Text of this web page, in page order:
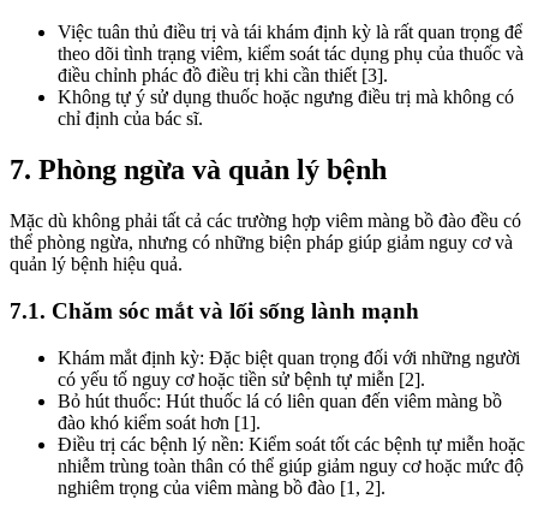
Việc tuân thủ điều trị và tái khám định kỳ là rất quan trọng để
theo dõi tình trạng viêm, kiểm soát tác dụng phụ của thuốc và
điều chỉnh phác đồ điều trị khi cần thiết [3].
Không tự ý sử dụng thuốc hoặc ngưng điều trị mà không có
chỉ định của bác sĩ.
7. Phòng ngừa và quản lý bệnh
Mặc dù không phải tất cả các trường hợp viêm màng bồ đào đều có
thể phòng ngừa, nhưng có những biện pháp giúp giảm nguy cơ và
quản lý bệnh hiệu quả.
7.1. Chăm sóc mắt và lối sống lành mạnh
Khám mắt định kỳ: Đặc biệt quan trọng đối với những người
có yếu tố nguy cơ hoặc tiền sử bệnh tự miễn [2].
Bỏ hút thuốc: Hút thuốc lá có liên quan đến viêm màng bồ
đào khó kiểm soát hơn [1].
Điều trị các bệnh lý nền: Kiểm soát tốt các bệnh tự miễn hoặc
nhiễm trùng toàn thân có thể giúp giảm nguy cơ hoặc mức độ
nghiêm trọng của viêm màng bồ đào [1, 2].